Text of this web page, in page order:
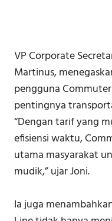
VP Corporate
Martinus,
pengguna
pentingnya
“Dengan tarif yang
efisiensi waktu,
utama masyarakat
mudik,” ujar Joni.
Ia juga